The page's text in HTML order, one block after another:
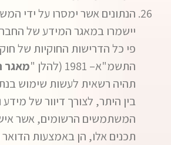
הנתונים אשר ימסרו על ידי
יישמרו במאגר המידע של
פי כל הדרישות החוקיות של
התשמ"א– 1981 (להלן "
מאגר
תהיה רשאית לעשות שימוש
בין היתר, לצורך דיוור של מידע
המשתמשים הרשומים, אשר
תכנים אלו, הן באמצעות הדואר